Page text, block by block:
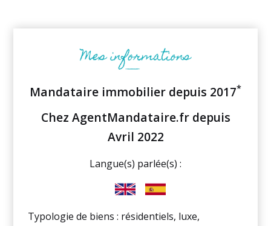
Mandataire immobilier depuis 2017*
Chez AgentMandataire.fr depuis
Avril 2022
Langue(s) parlée(s) :
Typologie de biens : résidentiels, luxe,